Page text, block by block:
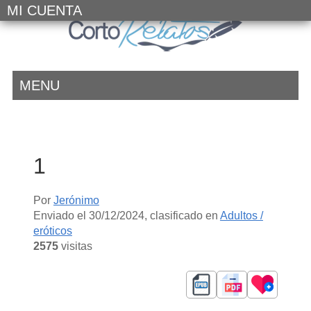
MI CUENTA
MENU
1
Por Jerónimo
Enviado el 30/12/2024, clasificado en Adultos /
eróticos
2575visitas